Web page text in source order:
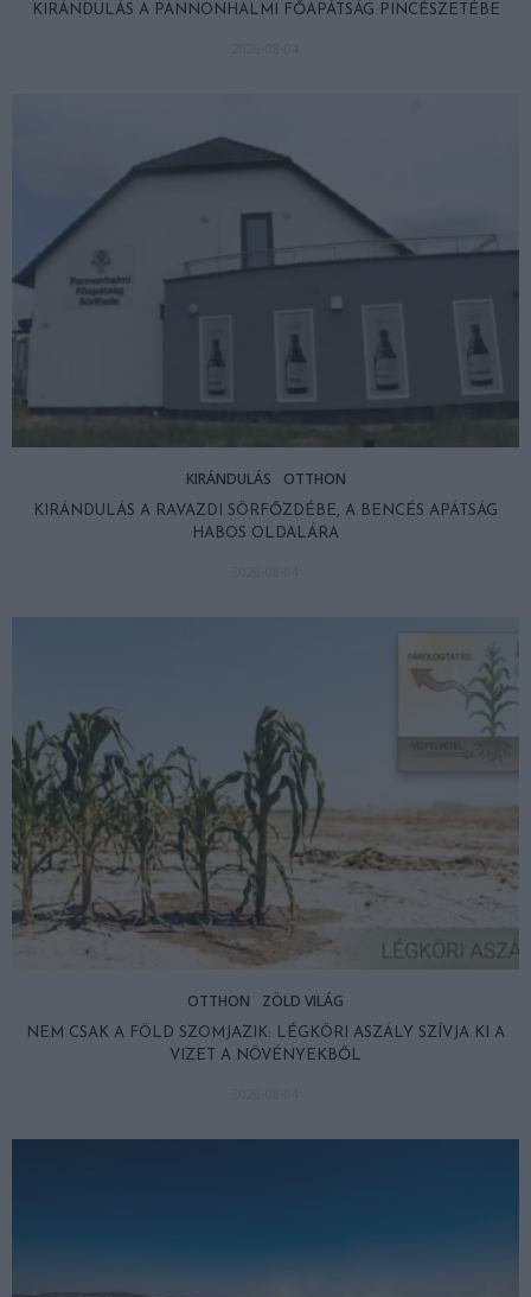
KIRÁNDULÁS A PANNONHALMI FŐAPÁTSÁG PINCÉSZETÉBE
KIRÁNDULÁS OTTHON
KIRÁNDULÁS A RAVAZDI SÖRFŐZDÉBE, A BENCÉS APÁTSÁG
HABOS OLDALÁRA
OTTHON ZÖLD VILÁG
NEM CSAK A FÖLD SZOMJAZIK: LÉGKÖRI ASZÁLY SZÍVJA KI A
VIZET A NÖVÉNYEKBŐL